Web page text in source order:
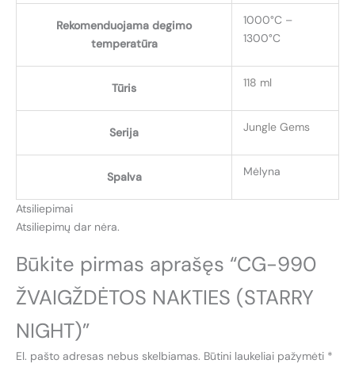
Rekomenduojama degimo
temperatūra
1000°C –
1300°C
Tūris 118 ml
Serija Jungle Gems
Spalva Mėlyna
Atsiliepimai
Atsiliepimų dar nėra.
Būkite pirmas aprašęs “CG-990
ŽVAIGŽDĖTOS NAKTIES (STARRY
NIGHT)”
El. pašto adresas nebus skelbiamas. Būtini laukeliai pažymėti *